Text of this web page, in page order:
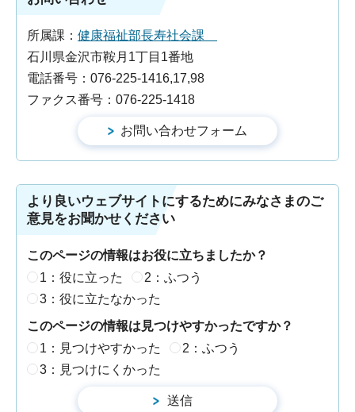
所属課： 健康福祉部長寿社会課
石川県金沢市鞍月1丁目1番地
電話番号：076-225-1416,17,98
ファクス番号：076-225-1418
より良いウェブサイトにするためにみなさまのご
意見をお聞かせください
このページの情報はお役に立ちましたか？
1：役に立った
2：ふつう
3：役に立たなかった
このページの情報は見つけやすかったですか？
1：見つけやすかった
2：ふつう
3：見つけにくかった